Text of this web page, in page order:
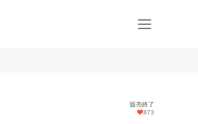
販売終了
873